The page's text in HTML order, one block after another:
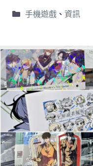
手機遊戲、 資訊